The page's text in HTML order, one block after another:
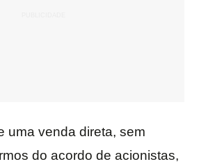
uma venda direta, sem
do acordo de acionistas,